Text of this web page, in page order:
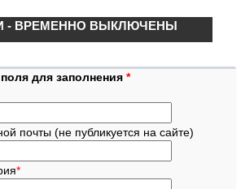
- ВРЕМЕННО ВЫКЛЮЧЕНЫ
для заполнения *
почты (не публикуется на сайте)
*